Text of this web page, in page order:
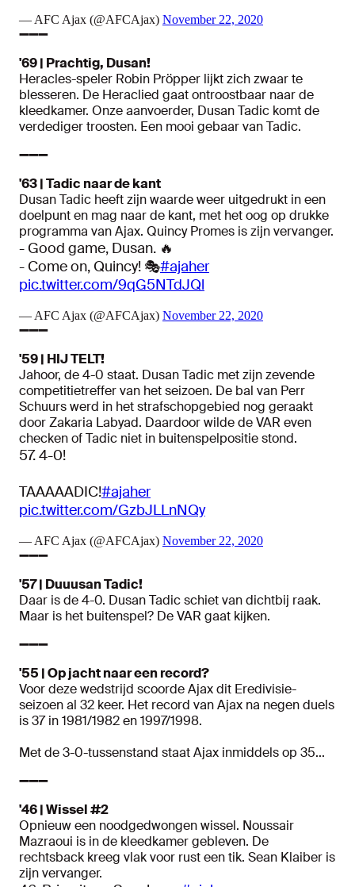
— AFC Ajax (@AFCAjax) November 22, 2020
➖➖➖
'69 | Prachtig, Dusan!
Heracles-speler Robin Pröpper lijkt zich zwaar te
blesseren. De Heraclied gaat ontroostbaar naar de
kleedkamer. Onze aanvoerder, Dusan Tadic komt de
verdediger troosten. Een mooi gebaar van Tadic.
➖➖➖
'63 | Tadic naar de kant
Dusan Tadic heeft zijn waarde weer uitgedrukt in een
doelpunt en mag naar de kant, met het oog op drukke
programma van Ajax. Quincy Promes is zijn vervanger.
- Good game, Dusan. 🔥
- Come on, Quincy! 🎭#ajaher
pic.twitter.com/9qG5NTdJQl
— AFC Ajax (@AFCAjax) November 22, 2020
➖➖➖
'59 | HIJ TELT!
Jahoor, de 4-0 staat. Dusan Tadic met zijn zevende
competitietreffer van het seizoen. De bal van Perr
Schuurs werd in het strafschopgebied nog geraakt
door Zakaria Labyad. Daardoor wilde de VAR even
checken of Tadic niet in buitenspelpositie stond.
57. 4-0!
TAAAAADIC!#ajaher
pic.twitter.com/GzbJLLnNQy
— AFC Ajax (@AFCAjax) November 22, 2020
➖➖➖
'57 | Duuusan Tadic!
Daar is de 4-0. Dusan Tadic schiet van dichtbij raak.
Maar is het buitenspel? De VAR gaat kijken.
➖➖➖
'55 | Op jacht naar een record?
Voor deze wedstrijd scoorde Ajax dit Eredivisie-
seizoen al 32 keer. Het record van Ajax na negen duels
is 37 in 1981/1982 en 1997/1998.
Met de 3-0-tussenstand staat Ajax inmiddels op 35...
➖➖➖
'46 | Wissel #2
Opnieuw een noodgedwongen wissel. Noussair
Mazraoui is in de kleedkamer gebleven. De
rechtsback kreeg vlak voor rust een tik. Sean Klaiber is
zijn vervanger.